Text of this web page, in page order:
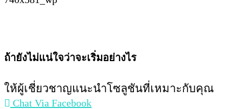
ถ้ายังไม่แน่ใจว่าจะเริ่มอย่างไร
ให้ผู้เชี่ยวชาญแนะนำโซลูชันที่เหมาะกับคุณ
Chat Via Facebook